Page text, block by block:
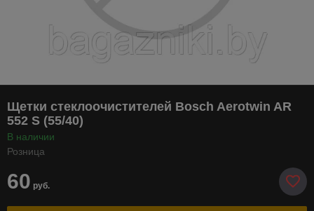
Щетки стеклоочистителей Bosch Aerotwin AR
552 S (55/40)
В наличии
Розница
60 руб.